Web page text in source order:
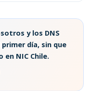
y los DNS
día, sin que
NIC Chile.